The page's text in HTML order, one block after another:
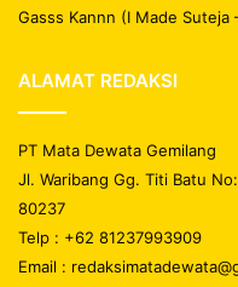
Gasss Kannn (I Made Suteja
ALAMAT REDAKSI
PT Mata Dewata Gemilang
Jl. Waribang Gg. Titi Batu
80237
Telp : +62 81237993909
Email :